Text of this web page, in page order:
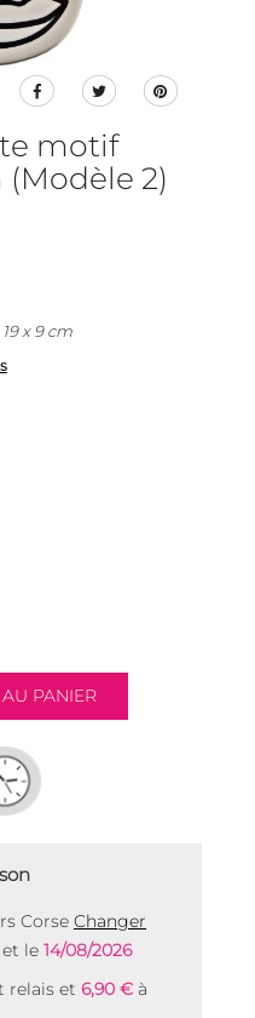
motif
(Modèle 2)
x 9 cm
Corse Changer
le 14/08/2026
relais et 6,90 € à